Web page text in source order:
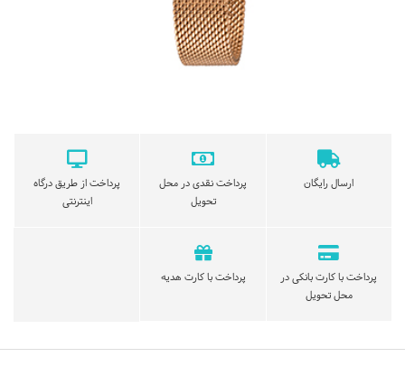
ارسال رایگان
پرداخت نقدی در محل
تحویل
پرداخت از طریق درگاه
اینترنتی
پرداخت با کارت بانکی در
محل تحویل
پرداخت با کارت هدیه